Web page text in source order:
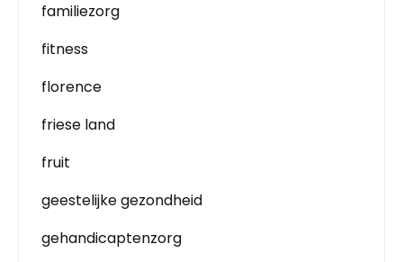
familiezorg
fitness
florence
friese land
fruit
geestelijke gezondheid
gehandicaptenzorg